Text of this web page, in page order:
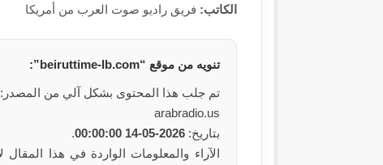
الكاتب: فريق راديو صوت العرب من أمريكا
تنويه من موقع “beiruttime-lb.com”:
تم جلب هذا المحتوى بشكل آلي من المصدر:
arabradio.us
بتاريخ:2026-05-14 00:00:00
.